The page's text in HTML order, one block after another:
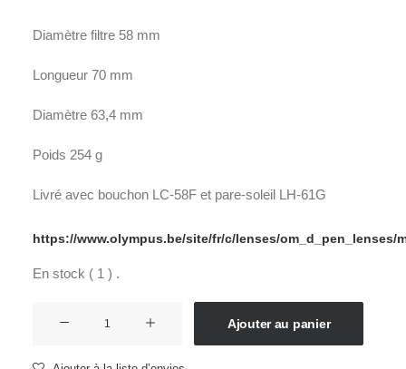
Diamètre filtre 58 mm
Longueur 70 mm
Diamètre 63,4 mm
Poids 254 g
Livré avec bouchon LC-58F et pare-soleil LH-61G
https://www.olympus.be/site/fr/c/lenses/om_d_pen_lenses/
En stock ( 1 ) .
OLYMPUS
Ajouter au panier